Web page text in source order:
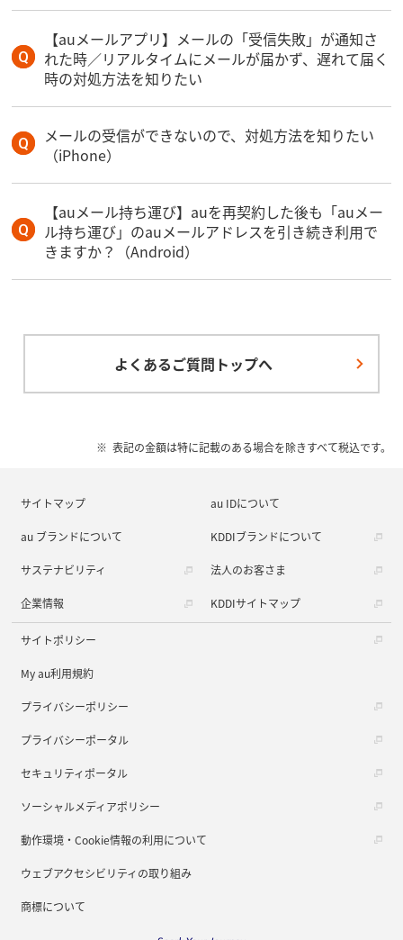
【auメールアプリ】メールの「受信失敗」が通知さ
れた時／リアルタイムにメールが届かず、遅れて届く
時の対処方法を知りたい
メールの受信ができないので、対処方法を知りたい
（iPhone）
【auメール持ち運び】auを再契約した後も「auメー
ル持ち運び」のauメールアドレスを引き続き利用で
きますか？（Android）
よくあるご質問トップへ
表記の金額は特に記載のある場合を除きすべて税込です。
サイトマップ au IDについて
au ブランドについて KDDIブランドについて
サステナビリティ 法人のお客さま
企業情報 KDDIサイトマップ
サイトポリシー
My au利用規約
プライバシーポリシー
プライバシーポータル
セキュリティポータル
ソーシャルメディアポリシー
動作環境・Cookie情報の利用について
ウェブアクセシビリティの取り組み
商標について